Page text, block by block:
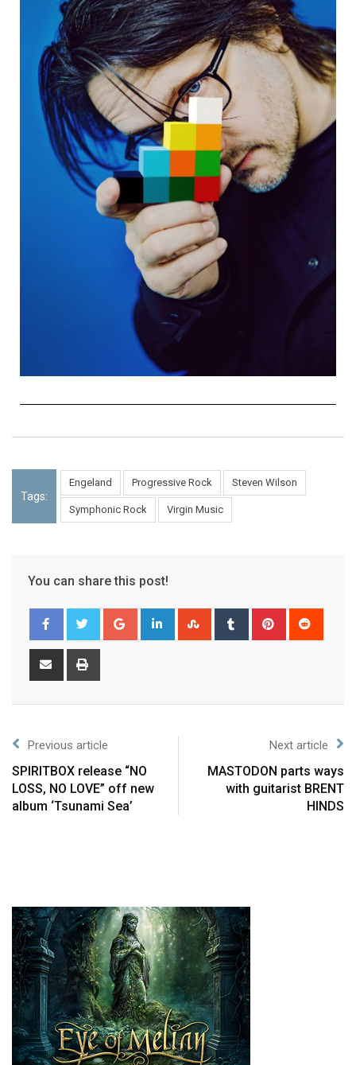
Tags:
Engeland Progressive Rock Steven Wilson
Symphonic Rock Virgin Music
You can share this post!
Previous article
SPIRITBOX release “NO
LOSS, NO LOVE” off new
album ‘Tsunami Sea’
Next article
MASTODON parts ways
with guitarist BRENT
HINDS